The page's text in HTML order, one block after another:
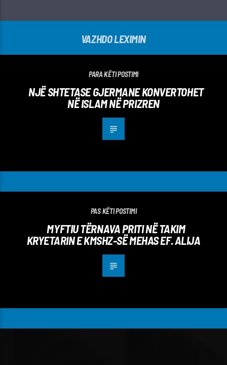
VAZHDO LEXIMIN
PARA KËTI POSTIMI
NJË SHTETASE GJERMANE KONVERTOHET
NË ISLAM NË PRIZREN
PAS KËTI POSTIMI
MYFTIU TËRNAVA PRITI NË TAKIM
KRYETARIN E KMSHZ-SË MEHAS EF. ALIJA